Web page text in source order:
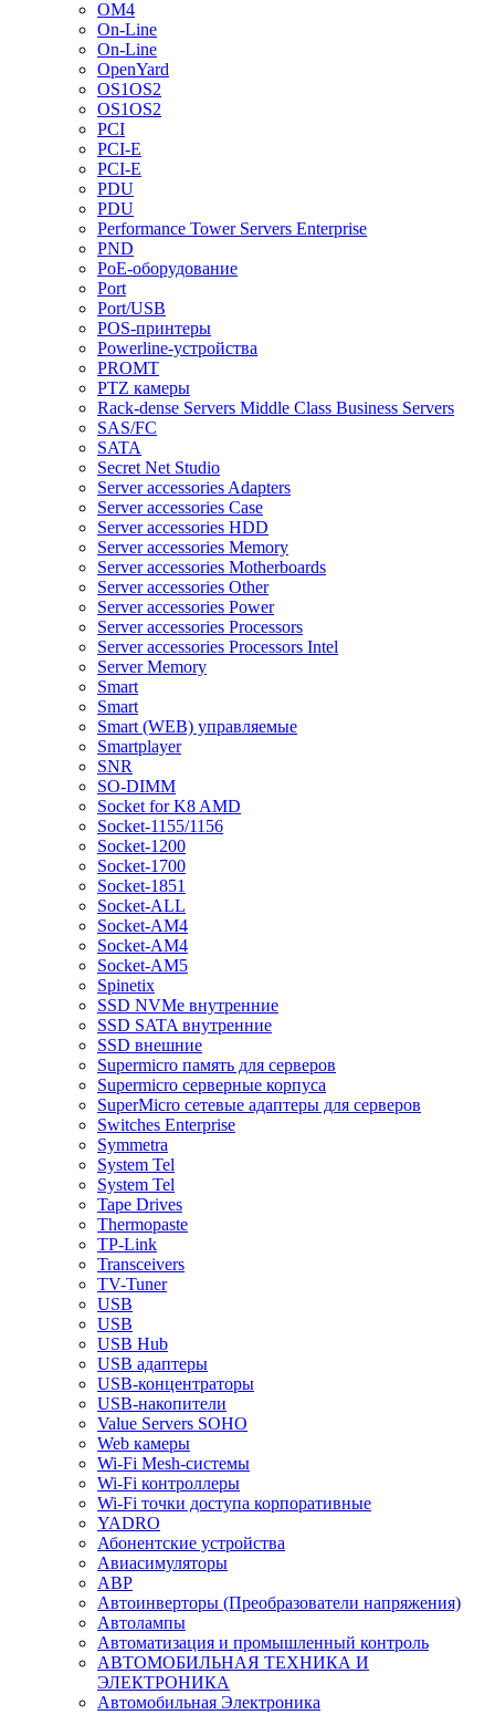
OM4
On-Line
On-Line
OpenYard
OS1OS2
OS1OS2
PCI
PCI-E
PCI-E
PDU
PDU
Performance Tower Servers Enterprise
PND
PoE-оборудование
Port
Port/USB
POS-принтеры
Powerline-устройства
PROMT
PTZ камеры
Rack-dense Servers Middle Class Business Servers
SAS/FC
SATA
Secret Net Studio
Server accessories Adapters
Server accessories Case
Server accessories HDD
Server accessories Memory
Server accessories Motherboards
Server accessories Other
Server accessories Power
Server accessories Processors
Server accessories Processors Intel
Server Memory
Smart
Smart
Smart (WEB) управляемые
Smartplayer
SNR
SO-DIMM
Socket for K8 AMD
Socket-1155/1156
Socket-1200
Socket-1700
Socket-1851
Socket-ALL
Socket-AM4
Socket-AM4
Socket-AM5
Spinetix
SSD NVMe внутренние
SSD SATA внутренние
SSD внешние
Supermicro память для серверов
Supermicro серверные корпуса
SuperMicro сетевые адаптеры для серверов
Switches Enterprise
Symmetra
System Tel
System Tel
Tape Drives
Thermopaste
TP-Link
Transceivers
TV-Tuner
USB
USB
USB Hub
USB адаптеры
USB-концентраторы
USB-накопители
Value Servers SOHO
Web камеры
Wi-Fi Mesh-системы
Wi-Fi контроллеры
Wi-Fi точки доступа корпоративные
YADRO
Абонентские устройства
Авиасимуляторы
АВР
Автоинверторы (Преобразователи напряжения)
Автолампы
Автоматизация и промышленный контроль
АВТОМОБИЛЬНАЯ ТЕХНИКА И
ЭЛЕКТРОНИКА
Автомобильная Электроника